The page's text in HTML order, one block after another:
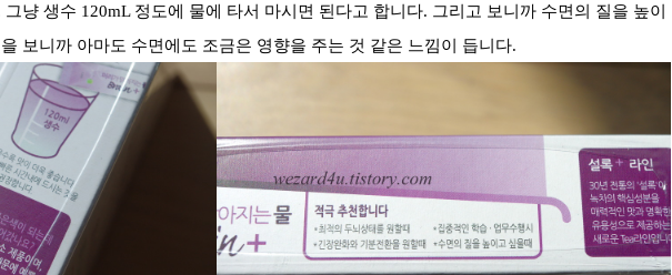
냥 생수 120mL 정도에 물에 타서 마시면 된다고 합니다. 그리고 보니까 수면의 질을 높이
보니까 아마도 수면에도 조금은 영향을 주는 것 같은 느낌이 듭니다.